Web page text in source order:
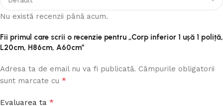
Nu există recenzii până acum.
Fii primul care scrii o recenzie pentru „Corp inferior 1 ușă 1 poliță,
L20cm, H86cm, A60cm”
Adresa ta de email nu va fi publicată. Câmpurile obligatorii
sunt marcate cu *
Evaluarea ta *